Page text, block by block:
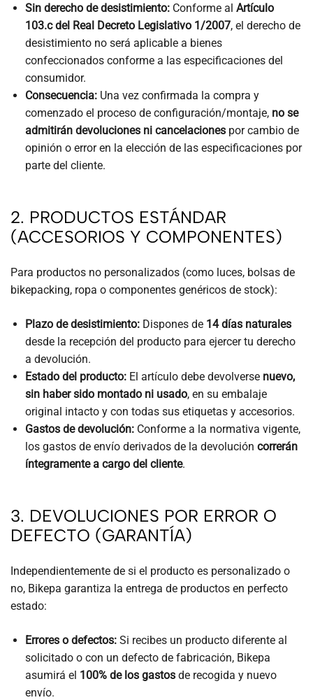
Sin derecho de desistimiento:Conforme al Artículo
103.c del Real Decreto Legislativo 1/2007, el derecho de
desistimiento no será aplicable a bienes
confeccionados conforme a las especificaciones del
consumidor.
Consecuencia:Una vez confirmada la compra y
comenzado el proceso de configuración/montaje, no se
admitirán devoluciones ni cancelacionespor cambio de
opinión o error en la elección de las especificaciones por
parte del cliente.
2. PRODUCTOS ESTÁNDAR
(ACCESORIOS Y COMPONENTES)
Para productos no personalizados (como luces, bolsas de
bikepacking, ropa o componentes genéricos de stock):
Plazo de desistimiento:Dispones de 14 días naturales
desde la recepción del producto para ejercer tu derecho
a devolución.
Estado del producto:El artículo debe devolverse nuevo,
sin haber sido montado ni usado, en su embalaje
original intacto y con todas sus etiquetas y accesorios.
Gastos de devolución:Conforme a la normativa vigente,
los gastos de envío derivados de la devolución correrán
íntegramente a cargo del cliente.
3. DEVOLUCIONES POR ERROR O
DEFECTO (GARANTÍA)
Independientemente de si el producto es personalizado o
no, Bikepa garantiza la entrega de productos en perfecto
estado:
Errores o defectos:Si recibes un producto diferente al
solicitado o con un defecto de fabricación, Bikepa
asumirá el 100% de los gastosde recogida y nuevo
envío.